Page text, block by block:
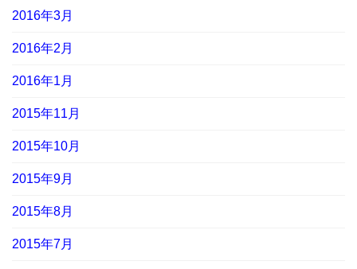
2016年3月
2016年2月
2016年1月
2015年11月
2015年10月
2015年9月
2015年8月
2015年7月